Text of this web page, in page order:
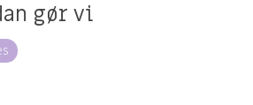
gør vi